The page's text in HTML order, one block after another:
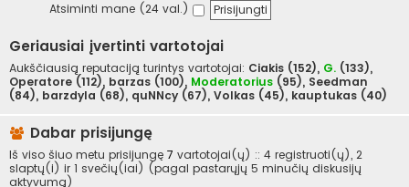
Atsiminti mane (24 val.)
Geriausiai įvertinti vartotojai
Aukščiausią reputaciją turintys vartotojai: Ciakis (152), G. (133),
Operatore (112), barzas (100), Moderatorius (95), Seedman
(84), barzdyla (68), quNNcy (67), Volkas (45), kauptukas (40)
Dabar prisijungę
Iš viso šiuo metu prisijungę 7 vartotojai(ų) :: 4 registruoti(ų), 2
slaptų(i) ir 1 svečių(iai) (pagal pastarųjų 5 minučių diskusijų
aktyvumą)